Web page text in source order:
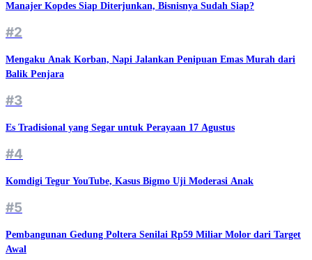
Manajer Kopdes Siap Diterjunkan, Bisnisnya Sudah Siap?
#2
Mengaku Anak Korban, Napi Jalankan Penipuan Emas Murah dari
Balik Penjara
#3
Es Tradisional yang Segar untuk Perayaan 17 Agustus
#4
Komdigi Tegur YouTube, Kasus Bigmo Uji Moderasi Anak
#5
Pembangunan Gedung Poltera Senilai Rp59 Miliar Molor dari Target
Awal